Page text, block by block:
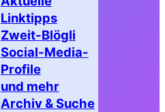
Linktipps
Zweit-Blögli
Social-Media-
Profile
und mehr
Archiv & Suche